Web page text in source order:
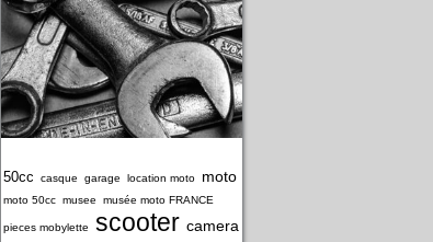
50cc casque garage location moto moto
moto 50cc musee musée moto FRANCE
pieces mobylette scooter camera